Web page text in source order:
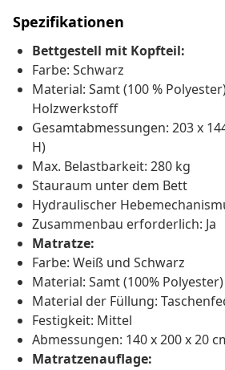
Spezifikationen
Bettgestell mit Kopfteil:
Farbe: Schwarz
Material: Samt (100 %
Holzwerkstoff
Gesamtabmessungen: 203 x
H)
Max. Belastbarkeit: 280 kg
Stauraum unter dem Bett
Hydraulischer
Zusammenbau erforderlich: Ja
Matratze:
Farbe: Weiß und Schwarz
Material: Samt (100% Polyester)
Material der Füllung:
Festigkeit: Mittel
Abmessungen: 140 x 200 x 20
Matratzenauflage: